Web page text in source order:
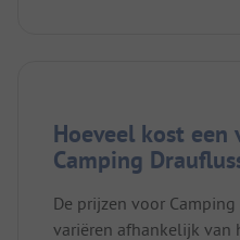
Hoeveel kost
Camping
De prijzen voor
variëren afhankelijk van